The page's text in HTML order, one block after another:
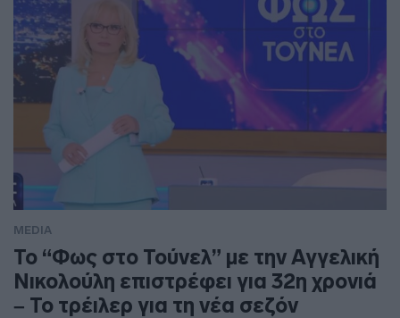
MEDIA
Το “Φως στο Τούνελ” με την Αγγελική
Νικολούλη επιστρέφει για 32η χρονιά
– Το τρέιλερ για τη νέα σεζόν